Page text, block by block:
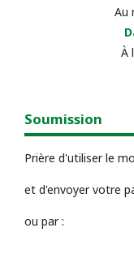
Au
À
Soumission
Prière d'utiliser le
et d'envoyer votre
ou par :